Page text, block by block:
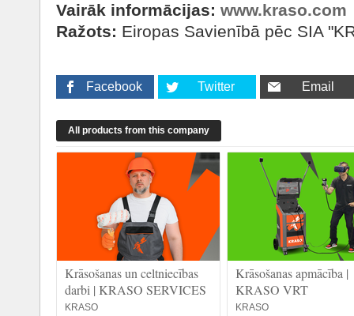
Vairāk informācijas: www.kraso.com
Ražots: Eiropas Savienībā pēc SIA
Facebook Twitter Email
All products from this company
Krāsošanas un celtniecības
darbi | KRASO SERVICES
KRASO
Krāsošanas apmācība |
KRASO VRT
KRASO